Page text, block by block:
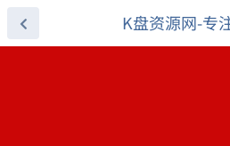
K盘资源网-专